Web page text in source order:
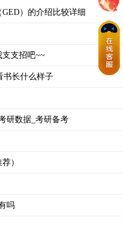
）的介绍比较详细
支招吧~~
书长什么样子
研数据_考研备考
）
吗